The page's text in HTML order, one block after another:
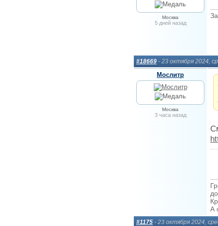
Москва
5 дней назад
#18669 - 23 октября 2024,
Мослитр
Москва
3 часа назад
А
#1175 - 23 октября 2024,